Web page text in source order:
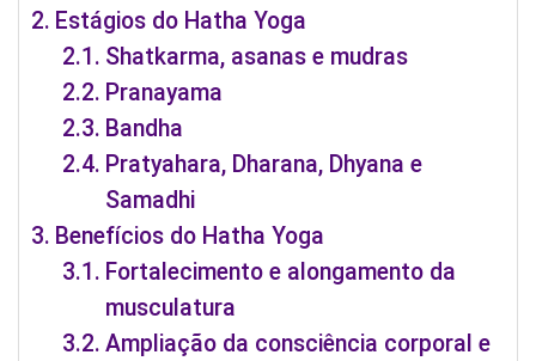
Estágios do Hatha Yoga
Shatkarma, asanas e mudras
Pranayama
Bandha
Pratyahara, Dharana, Dhyana e
Samadhi
Benefícios do Hatha Yoga
Fortalecimento e alongamento da
musculatura
Ampliação da consciência corporal e